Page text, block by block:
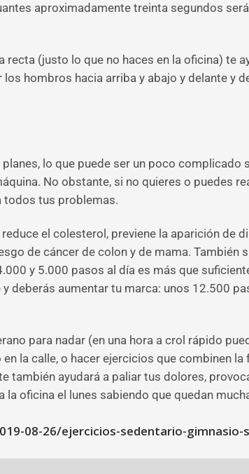
aproximadamente treinta segundos
(justo lo que no haces en la oficina) te
hombros hacia arriba y abajo y delante y
lo que puede ser un poco complicado
No obstante, si no quieres o puedes
todos tus problemas.
el colesterol, previene la aparición de
de cáncer de colon y de mama. También
y 5.000 pasos al día es más que
deberás aumentar tu marca: unos 12.500
para nadar (en una hora a crol rápido
la calle, o hacer ejercicios que combinen la
también ayudará a paliar tus dolores,
oficina el lunes sabiendo que quedan
08-26/ejercicios-sedentario-gimnasio-